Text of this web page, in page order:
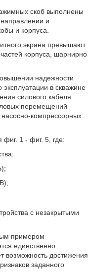
скоб выполнены
и
и корпуса.
экрана превышают
корпуса, шарнирно
надежности
эксплуатации в скважине
силового кабеля
перемещений
компрессорных
1 - фиг. 5, где:
с незакрытыми
примером
единственно
возможность достижения
заданного